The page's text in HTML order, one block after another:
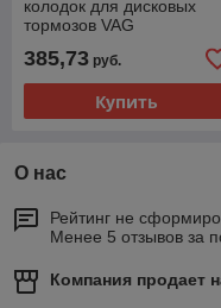
колодок для дисковых
тормозов VAG
385,73 руб.
Купить
О нас
Рейтинг не
Менее 5 отзывов за
Компания продает